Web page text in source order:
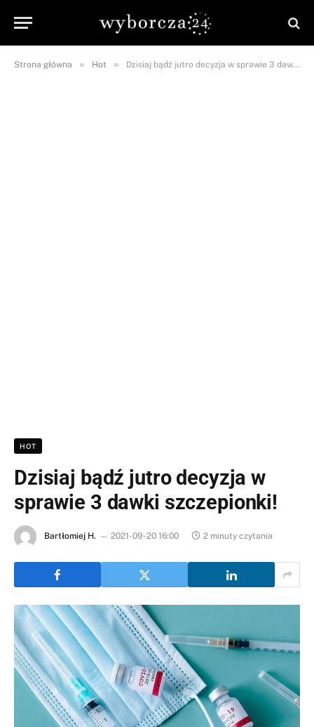
Strona główna » Hot » Dzisiaj bądź jutro decyzja w sprawie 3 dawki szczepionki!
HOT
Dzisiaj bądź jutro decyzja w
sprawie 3 dawki szczepionki!
Bartłomiej H. 2021-09-20 16:00 2 minuty czytania